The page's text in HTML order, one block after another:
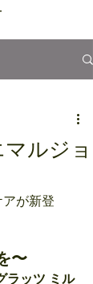
ルジョ
アが新登
〜
ラッツ ミル